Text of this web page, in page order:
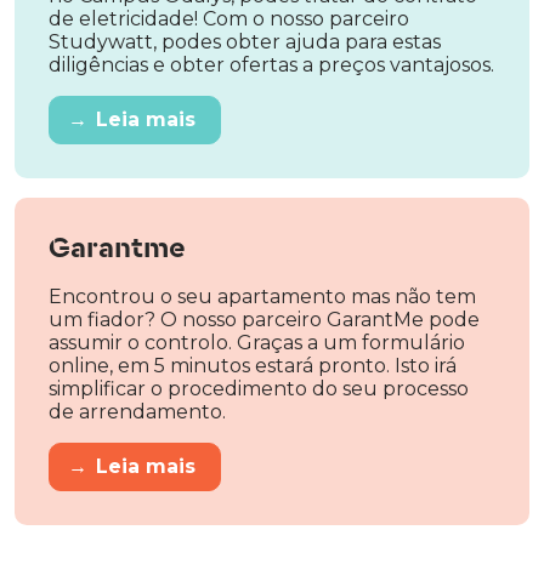
de eletricidade! Com o nosso parceiro
Studywatt, podes obter ajuda para estas
diligências e obter ofertas a preços vantajosos.
→ Leia mais
Garantme
Encontrou o seu apartamento mas não tem
um fiador? O nosso parceiro GarantMe pode
assumir o controlo. Graças a um formulário
online, em 5 minutos estará pronto. Isto irá
simplificar o procedimento do seu processo
de arrendamento.
→ Leia mais